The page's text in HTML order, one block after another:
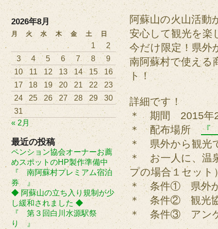
阿蘇山の火山活動
安心して観光を楽
今だけ限定！県外
南阿蘇村で使える
ト！
詳細です！
＊ 期間 2015年2
＊ 配布場所『
＊ 県外から観光
＊ お一人に、温
プの場合１セット
＊ 条件① 県外か
＊ 条件② 観光協
＊ 条件③ アン
2026年8月
月 火 水 木 金 土 日
« 2月
1
2
3
4 5 6 7 8
9
10
11 12 13 14 15
16
17
18 19 20 21 22
23
24
25 26 27 28 29
30
31
最近の投稿
ペンション協会オーナーお薦
めスポットのHP製作準備中
『 南阿蘇村プレミアム宿泊
券 』
◆ 阿蘇山の立ち入り規制が少
し緩和されました ◆
『 第３回白川水源駅祭
り 』